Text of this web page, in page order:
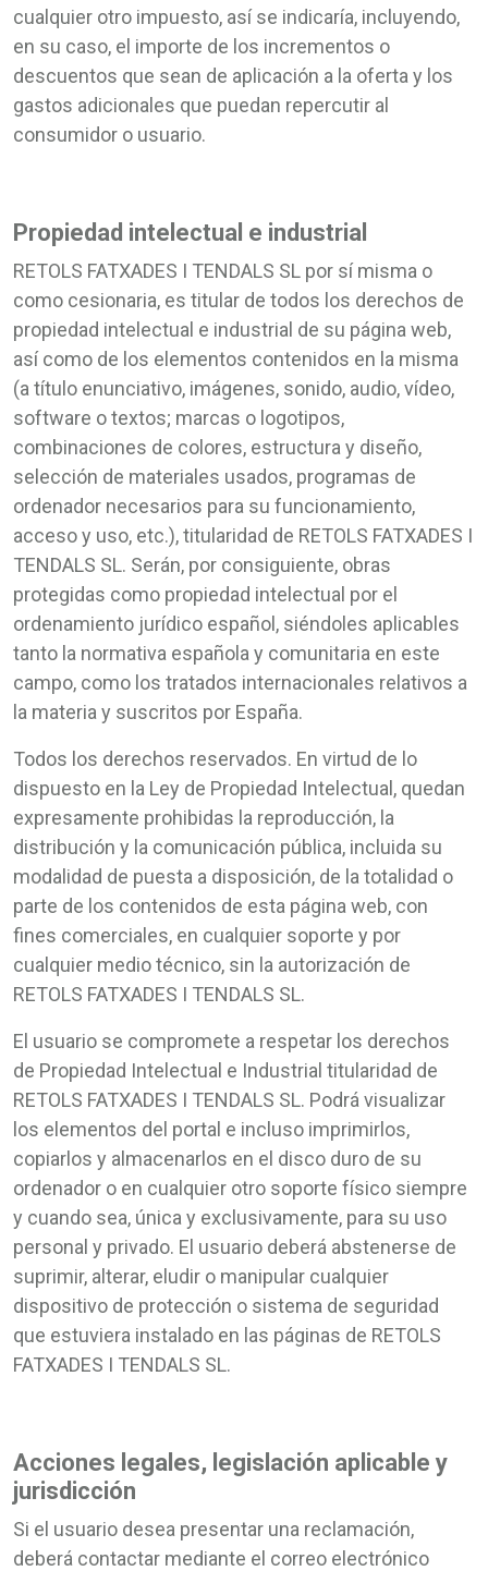
cualquier otro impuesto, así se indicaría, incluyendo,
en su caso, el importe de los incrementos o
descuentos que sean de aplicación a la oferta y los
gastos adicionales que puedan repercutir al
consumidor o usuario.
Propiedad intelectual e industrial
RETOLS FATXADES I TENDALS SL por sí misma o
como cesionaria, es titular de todos los derechos de
propiedad intelectual e industrial de su página web,
así como de los elementos contenidos en la misma
(a título enunciativo, imágenes, sonido, audio, vídeo,
software o textos; marcas o logotipos,
combinaciones de colores, estructura y diseño,
selección de materiales usados, programas de
ordenador necesarios para su funcionamiento,
acceso y uso, etc.), titularidad de RETOLS FATXADES I
TENDALS SL. Serán, por consiguiente, obras
protegidas como propiedad intelectual por el
ordenamiento jurídico español, siéndoles aplicables
tanto la normativa española y comunitaria en este
campo, como los tratados internacionales relativos a
la materia y suscritos por España.
Todos los derechos reservados. En virtud de lo
dispuesto en la Ley de Propiedad Intelectual, quedan
expresamente prohibidas la reproducción, la
distribución y la comunicación pública, incluida su
modalidad de puesta a disposición, de la totalidad o
parte de los contenidos de esta página web, con
fines comerciales, en cualquier soporte y por
cualquier medio técnico, sin la autorización de
RETOLS FATXADES I TENDALS SL.
El usuario se compromete a respetar los derechos
de Propiedad Intelectual e Industrial titularidad de
RETOLS FATXADES I TENDALS SL. Podrá visualizar
los elementos del portal e incluso imprimirlos,
copiarlos y almacenarlos en el disco duro de su
ordenador o en cualquier otro soporte físico siempre
y cuando sea, única y exclusivamente, para su uso
personal y privado. El usuario deberá abstenerse de
suprimir, alterar, eludir o manipular cualquier
dispositivo de protección o sistema de seguridad
que estuviera instalado en las páginas de RETOLS
FATXADES I TENDALS SL.
Acciones legales, legislación aplicable y
jurisdicción
Si el usuario desea presentar una reclamación,
deberá contactar mediante el correo electrónico